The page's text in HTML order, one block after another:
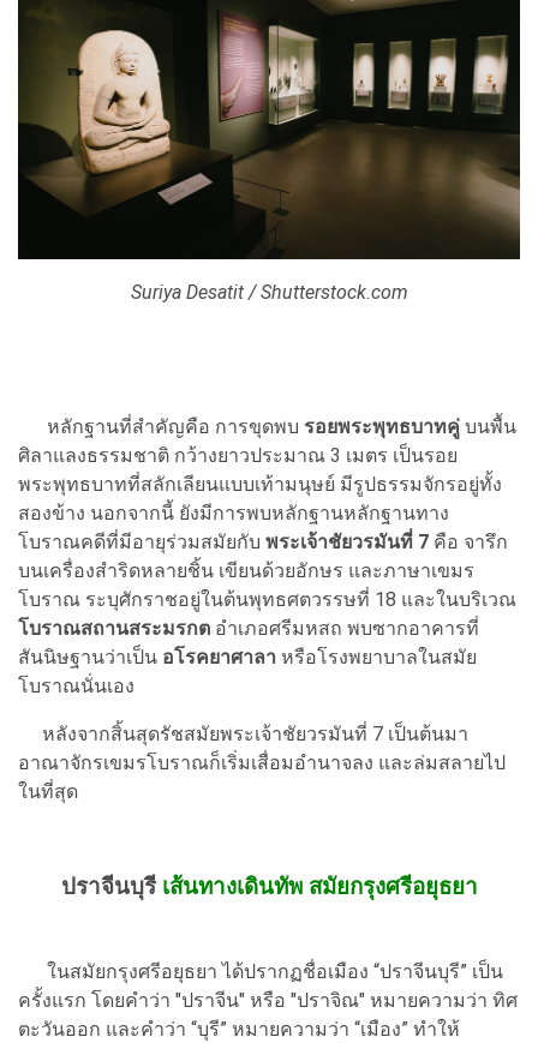
Suriya Desatit / Shutterstock.com
หลักฐานที่สำคัญคือ การขุดพบ รอยพระพุทธบาทคู่ บนพื้น
ศิลาแลงธรรมชาติ กว้างยาวประมาณ 3 เมตร เป็นรอย
พระพุทธบาทที่สลักเลียนแบบเท้ามนุษย์ มีรูปธรรมจักรอยู่ทั้ง
สองข้าง นอกจากนี้ ยังมีการพบหลักฐานหลักฐานทาง
โบราณคดีที่มีอายุร่วมสมัยกับ พระเจ้าชัยวรมันที่ 7 คือ จารึก
บนเครื่องสำริดหลายชิ้น เขียนด้วยอักษร และภาษาเขมร
โบราณ ระบุศักราชอยู่ในต้นพุทธศตวรรษที่ 18 และในบริเวณ
โบราณสถานสระมรกต อำเภอศรีมหสถ พบซากอาคารที่
สันนิษฐานว่าเป็น อโรคยาศาลา หรือโรงพยาบาลในสมัย
โบราณนั่นเอง
หลังจากสิ้นสุดรัชสมัยพระเจ้าชัยวรมันที่ 7 เป็นต้นมา
อาณาจักรเขมรโบราณก็เริ่มเสื่อมอำนาจลง และล่มสลายไป
ในที่สุด
ปราจีนบุรีเส้นทางเดินทัพ สมัยกรุงศรีอยุธยา
ในสมัยกรุงศรีอยุธยา ได้ปรากฏชื่อเมือง “ปราจีนบุรี” เป็น
ครั้งแรก โดยคำว่า "ปราจีน" หรือ "ปราจิณ" หมายความว่า ทิศ
ตะวันออก และคำว่า “บุรี” หมายความว่า “เมือง” ทำให้